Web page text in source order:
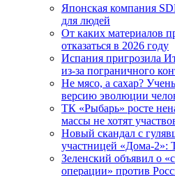
Японская компания
для людей
От каких материалов
отказаться в 2026 году
Испания пригрозила
из-за пограничного
Не мясо, а сахар?
версию эволюции
ТК «Рыбарь» росте
массы не хотят
Новый скандал с
участницей «Дома-2»:
Зеленский объявил о
операции» против